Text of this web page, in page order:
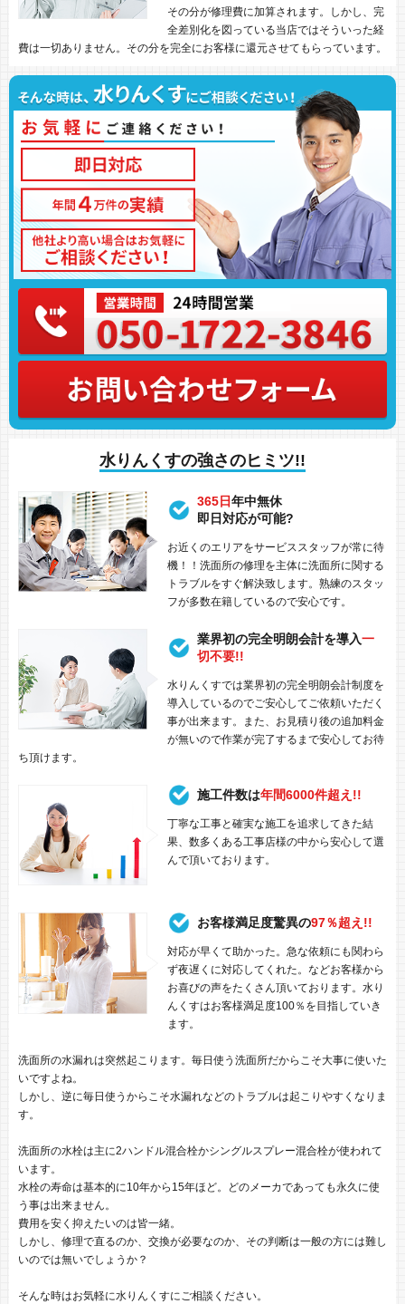
その分が修理費に加算されます。しかし、完
全差別化を図っている当店ではそういった経
費は一切ありません。その分を完全にお客様に還元させてもらっています。
水りんくすの強さのヒミツ!!
365日年中無休
即日対応が可能?
お近くのエリアをサービススタッフが常に待
機！！洗面所の修理を主体に洗面所に関する
トラブルをすぐ解決致します。熟練のスタッ
フが多数在籍しているので安心です。
業界初の完全明朗会計を導入一
切不要!!
水りんくすでは業界初の完全明朗会計制度を
導入しているのでご安心してご依頼いただく
事が出来ます。また、お見積り後の追加料金
が無いので作業が完了するまで安心してお待
ち頂けます。
施工件数は年間6000件超え!!
丁寧な工事と確実な施工を追求してきた結
果、数多くある工事店様の中から安心して選
んで頂いております。
お客様満足度驚異の97％超え!!
対応が早くて助かった。急な依頼にも関わら
ず夜遅くに対応してくれた。などお客様から
お喜びの声をたくさん頂いております。水り
んくすはお客様満足度100％を目指していき
ます。
洗面所の水漏れは突然起こります。毎日使う洗面所だからこそ大事に使いた
いですよね。
しかし、逆に毎日使うからこそ水漏れなどのトラブルは起こりやすくなりま
す。
洗面所の水栓は主に2ハンドル混合栓かシングルスプレー混合栓が使われて
います。
水栓の寿命は基本的に10年から15年ほど。どのメーカであっても永久に使
う事は出来ません。
費用を安く抑えたいのは皆一緒。
しかし、修理で直るのか、交換が必要なのか、その判断は一般の方には難し
いのでは無いでしょうか？
そんな時はお気軽に水りんくすにご相談ください。